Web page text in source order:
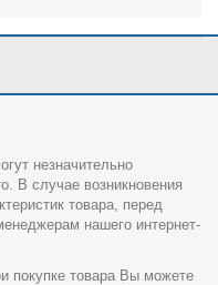
незначительно
В случае возникновения
товара, перед
нашего интернет-
покупке товара Вы можете